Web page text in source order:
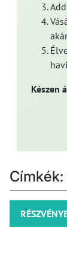
Készen
Címkék: